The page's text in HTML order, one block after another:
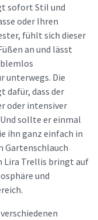
sofort Stil und
oder Ihren
fühlt sich dieser
an und lässt
unterwegs. Die
dafür, dass der
oder intensiver
sollte er einmal
ihn ganz einfach in
Gartenschlauch
Lira Trellis bringt auf
und